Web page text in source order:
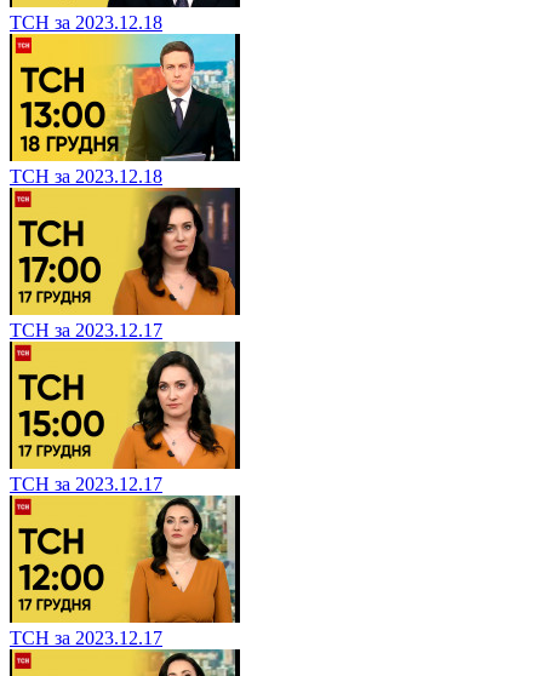
ТСН за 2023.12.18
ТСН за 2023.12.18
ТСН за 2023.12.17
ТСН за 2023.12.17
ТСН за 2023.12.17